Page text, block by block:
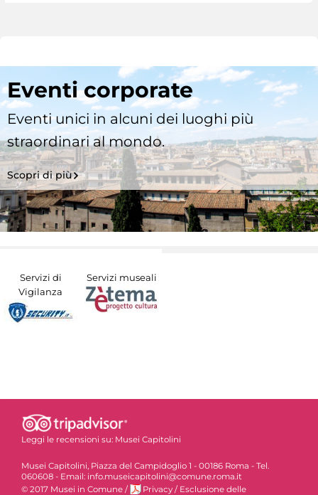
Eventi corporate
Eventi unici in alcuni dei luoghi più
straordinari al mondo.
Scopri di più
Servizi di
Vigilanza
Servizi museali
Leggi le recensioni su: Musei Capitolini
Musei Capitolini, Piazza del Campidoglio 1 - 00186 Roma - Tel.
060608 - Email: info.museicapitolini@comune.roma.it
© 2017 Musei in Comune / Privacy / Esclusione delle